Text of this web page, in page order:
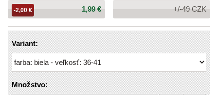
Cena:
1,99 €
-2,00 € +/-49 CZK
Variant:
Množstvo: